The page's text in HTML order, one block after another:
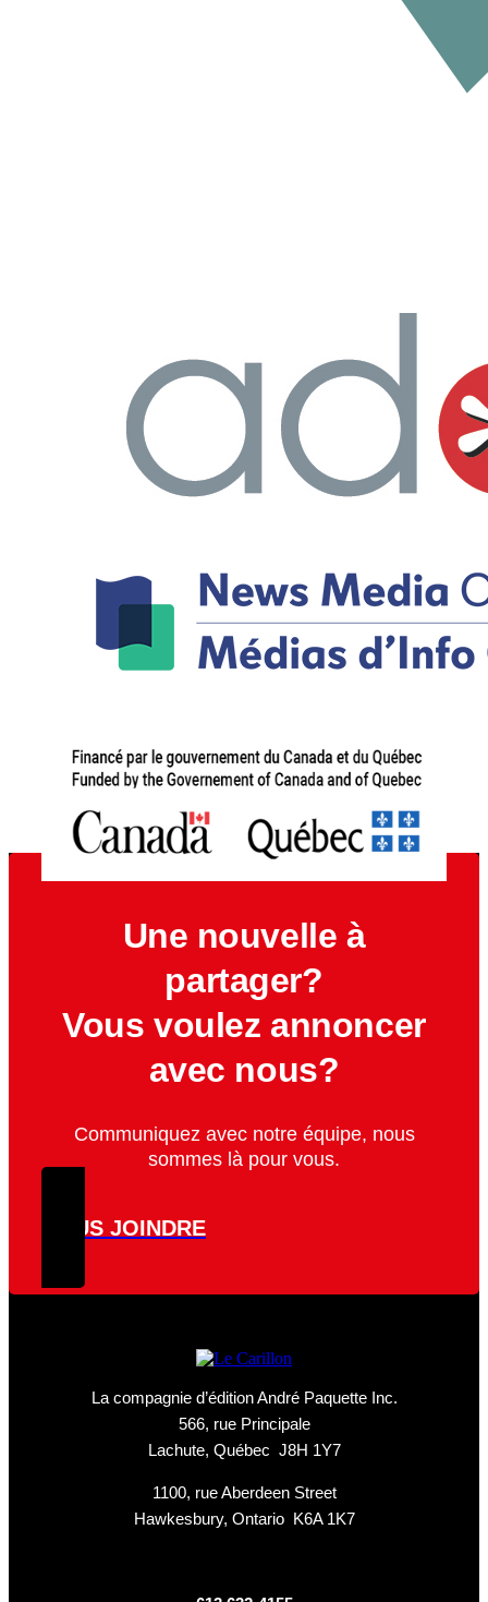
Une nouvelle à
partager?
Vous voulez annoncer
avec nous?
Communiquez avec notre équipe, nous
sommes là pour vous.
NOUS JOINDRE
La compagnie d’édition André Paquette Inc.
566, rue Principale
Lachute, Québec J8H 1Y7
1100, rue Aberdeen Street
Hawkesbury, Ontario K6A 1K7